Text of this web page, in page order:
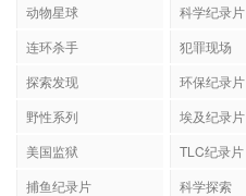
动物星球
科学纪录片
连环杀手
犯罪现场
探索发现
环保纪录片
野性系列
埃及纪录片
美国监狱
TLC纪录片
捕鱼纪录片
科学探索